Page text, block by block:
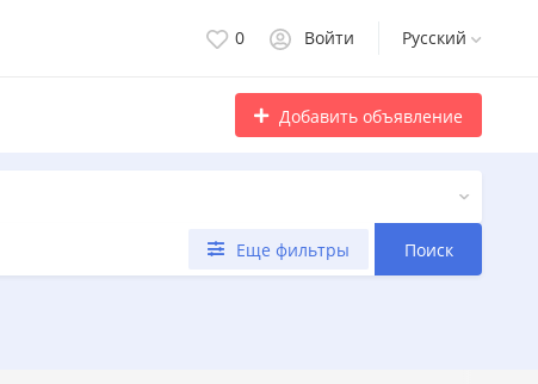
0 Войти Русский
Добавить объявление
Еще фильтры Поиск